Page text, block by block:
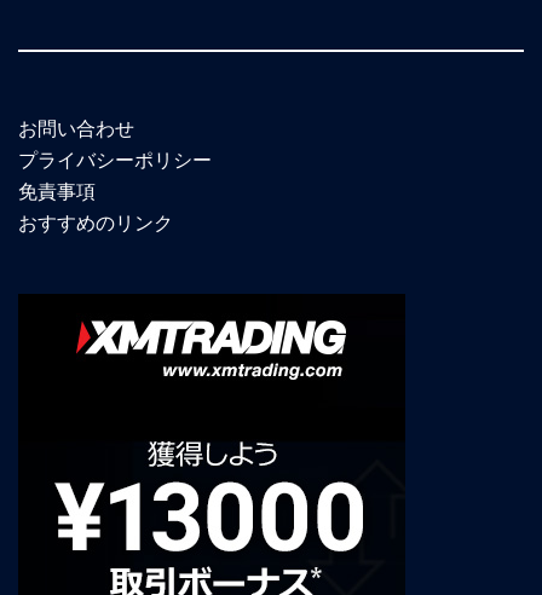
お問い合わせ
プライバシーポリシー
免責事項
おすすめのリンク